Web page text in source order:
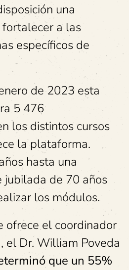
una
a las
específicos de
de 2023 esta
5 476
los distintos cursos
la plataforma.
hasta una
jubilada de 70 años
los módulos.
ofrece el coordinador
el Dr. William Poveda
que un 55%